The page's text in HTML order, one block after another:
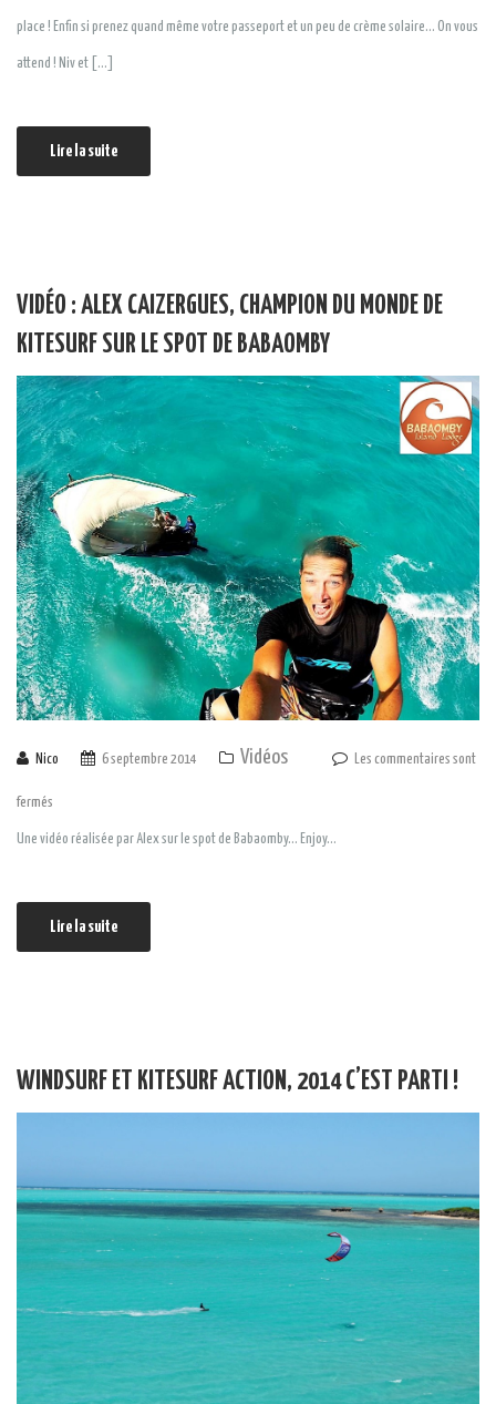
place ! Enfin si prenez quand même votre passeport et un peu de crème solaire… On vous
attend ! Niv et […]
Lire la suite
VIDÉO : ALEX CAIZERGUES, CHAMPION DU MONDE DE
KITESURF SUR LE SPOT DE BABAOMBY
Nico 6 septembre 2014 Vidéos Les commentaires sont
fermés
Une vidéo réalisée par Alex sur le spot de Babaomby… Enjoy…
Lire la suite
WINDSURF ET KITESURF ACTION, 2014 C’EST PARTI !